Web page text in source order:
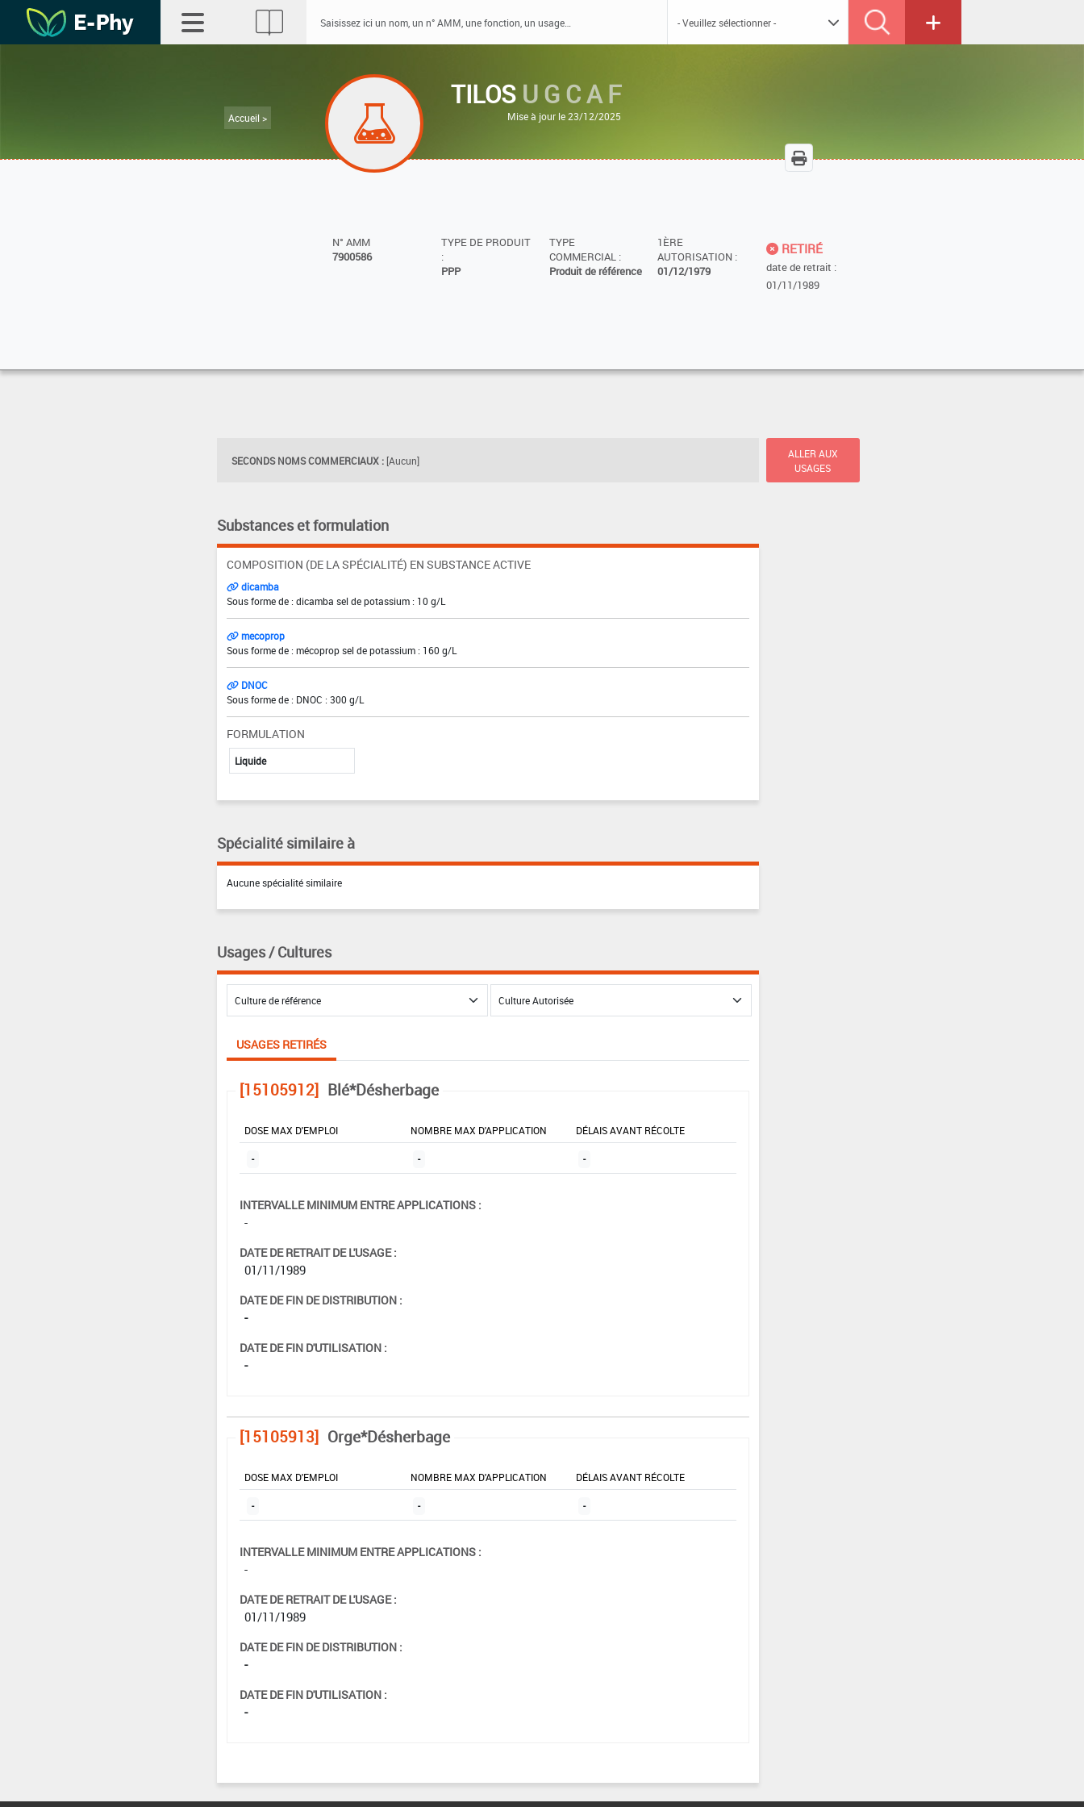
Accueil >
TILOS U G C A F
Mise à jour le 23/12/2025
N° AMM
7900586
TYPE DE PRODUIT
:
PPP
TYPE
COMMERCIAL :
Produit de référence
1ÈRE
AUTORISATION :
01/12/1979
RETIRÉ
date de retrait :
01/11/1989
SECONDS NOMS COMMERCIAUX : [Aucun]
ALLER AUX
USAGES
Substances et formulation
COMPOSITION (DE LA SPÉCIALITÉ) EN SUBSTANCE ACTIVE
dicamba
Sous forme de : dicamba sel de potassium : 10 g/L
mecoprop
Sous forme de : mécoprop sel de potassium : 160 g/L
DNOC
Sous forme de : DNOC : 300 g/L
FORMULATION
Liquide
Spécialité similaire à
Aucune spécialité similaire
Usages / Cultures
USAGES RETIRÉS
[15105912] Blé*Désherbage
DOSE MAX D'EMPLOI NOMBRE MAX D'APPLICATION DÉLAIS AVANT RÉCOLTE
- - -
INTERVALLE MINIMUM ENTRE APPLICATIONS :
-
DATE DE RETRAIT DE L'USAGE :
01/11/1989
DATE DE FIN DE DISTRIBUTION :
-
DATE DE FIN D'UTILISATION :
-
[15105913] Orge*Désherbage
DOSE MAX D'EMPLOI NOMBRE MAX D'APPLICATION DÉLAIS AVANT RÉCOLTE
- - -
INTERVALLE MINIMUM ENTRE APPLICATIONS :
-
DATE DE RETRAIT DE L'USAGE :
01/11/1989
DATE DE FIN DE DISTRIBUTION :
-
DATE DE FIN D'UTILISATION :
-